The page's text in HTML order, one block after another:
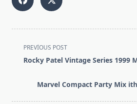
<span
class="nav-
screen-
PREVIOUS POST
Rocky Patel Vintage Series 1999
Marvel Compact Party Mix